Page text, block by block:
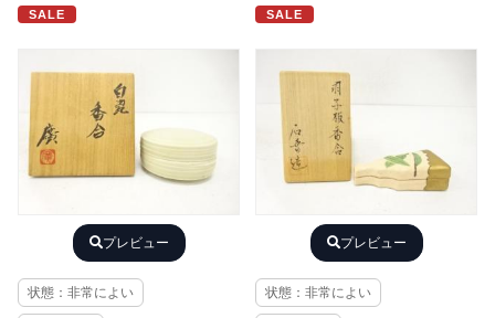
SALE
プレビュー
状態：非常によい
SALE
プレビュー
状態：非常によい